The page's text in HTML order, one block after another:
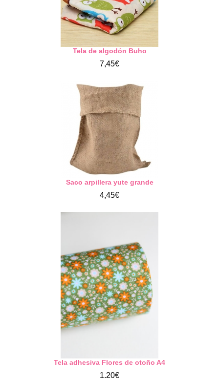
Tela de algodón Buho
7,45€
Saco arpillera yute grande
4,45€
Tela adhesiva Flores de otoño A4
1,20€